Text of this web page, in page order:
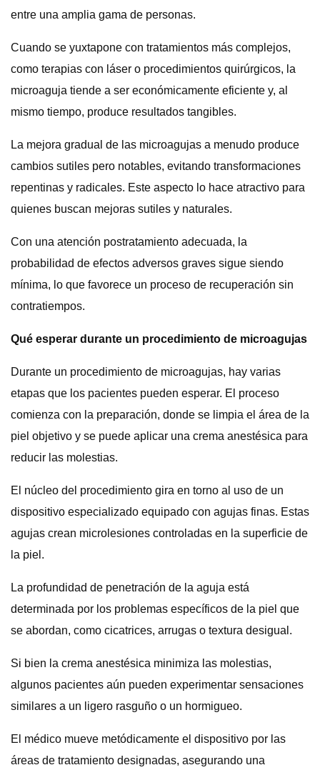
entre una amplia gama de personas.
Cuando se yuxtapone con tratamientos más complejos,
como terapias con láser o procedimientos quirúrgicos, la
microaguja tiende a ser económicamente eficiente y, al
mismo tiempo, produce resultados tangibles.
La mejora gradual de las microagujas a menudo produce
cambios sutiles pero notables, evitando transformaciones
repentinas y radicales. Este aspecto lo hace atractivo para
quienes buscan mejoras sutiles y naturales.
Con una atención postratamiento adecuada, la
probabilidad de efectos adversos graves sigue siendo
mínima, lo que favorece un proceso de recuperación sin
contratiempos.
Qué esperar durante un procedimiento de microagujas
Durante un procedimiento de microagujas, hay varias
etapas que los pacientes pueden esperar. El proceso
comienza con la preparación, donde se limpia el área de la
piel objetivo y se puede aplicar una crema anestésica para
reducir las molestias.
El núcleo del procedimiento gira en torno al uso de un
dispositivo especializado equipado con agujas finas. Estas
agujas crean microlesiones controladas en la superficie de
la piel.
La profundidad de penetración de la aguja está
determinada por los problemas específicos de la piel que
se abordan, como cicatrices, arrugas o textura desigual.
Si bien la crema anestésica minimiza las molestias,
algunos pacientes aún pueden experimentar sensaciones
similares a un ligero rasguño o un hormigueo.
El médico mueve metódicamente el dispositivo por las
áreas de tratamiento designadas, asegurando una